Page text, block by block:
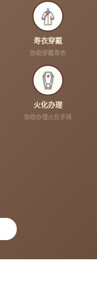
寿衣穿戴
协助穿戴寿衣
火化办理
协助办理火化手续